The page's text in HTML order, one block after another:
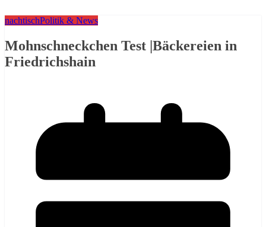
nachtischPolitik & News
Mohnschneckchen Test |Bäckereien in
Friedrichshain